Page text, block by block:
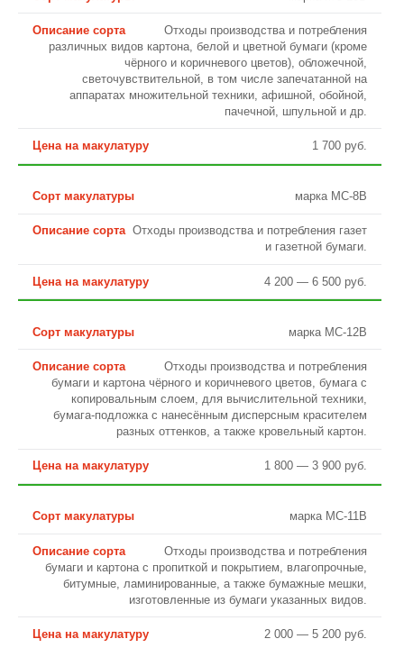
Отходы производства и потребления
различных видов картона, белой и цветной бумаги (кроме
чёрного и коричневого цветов), обложечной,
светочувствительной, в том числе запечатанной на
аппаратах множительной техники, афишной, обойной,
пачечной, шпульной и др.
1 700 руб.
марка МС-8В
Отходы производства и потребления газет
и газетной бумаги.
4 200 — 6 500 руб.
марка МС-12В
Отходы производства и потребления
бумаги и картона чёрного и коричневого цветов, бумага с
копировальным слоем, для вычислительной техники,
бумага-подложка с нанесённым дисперсным красителем
разных оттенков, а также кровельный картон.
1 800 — 3 900 руб.
марка МС-11В
Отходы производства и потребления
бумаги и картона с пропиткой и покрытием, влагопрочные,
битумные, ламинированные, а также бумажные мешки,
изготовленные из бумаги указанных видов.
2 000 — 5 200 руб.